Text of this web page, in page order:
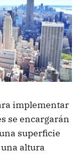
implementar
se encargarán
superficie
altura